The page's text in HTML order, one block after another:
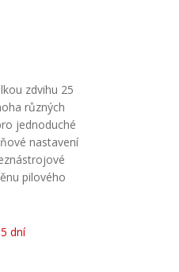
zdvihu 25
různých
jednoduché
nastavení
pilového
dní